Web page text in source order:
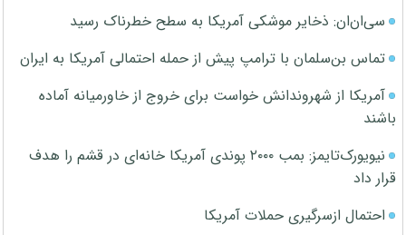
سی‌ان‌ان: ذخایر موشکی آمریکا به سطح خطرناک رسید
تماس بن‌سلمان با ترامپ پیش از حمله احتمالی آمریکا به ایران
آمریکا از شهروندانش خواست برای خروج از خاورمیانه آماده
باشند
نیویورک‌تایمز: بمب ۲۰۰۰ پوندی آمریکا خانه‌ای در قشم را هدف
قرار داد
احتمال ازسرگیری حملات آمریکا